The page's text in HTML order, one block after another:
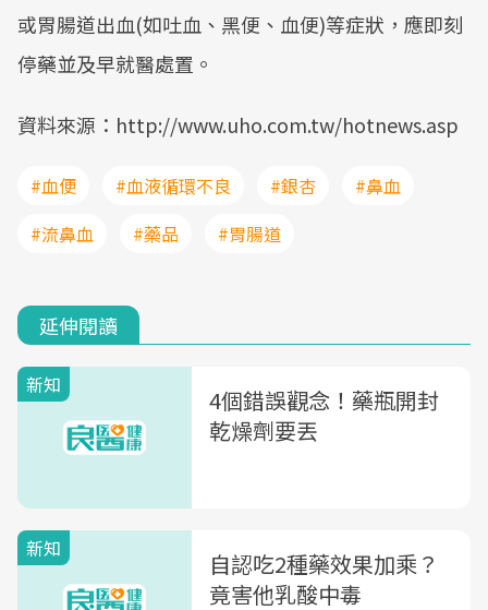
或胃腸道出血(如吐血、黑便、血便)等症狀，應即刻
停藥並及早就醫處置。
資料來源：http://www.uho.com.tw/hotnews.asp
#血便 #血液循環不良 #銀杏
#鼻血
#流鼻血
#藥品 #胃腸道
延伸閱讀
新知
4個錯誤觀念！藥瓶開封
乾燥劑要丟
新知
自認吃2種藥效果加乘？
竟害他乳酸中毒